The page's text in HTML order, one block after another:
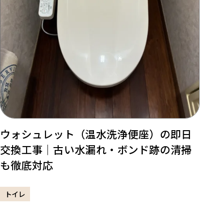
ウォシュレット（温水洗浄便座）の即日
交換工事｜古い水漏れ・ボンド跡の清掃
も徹底対応
トイレ